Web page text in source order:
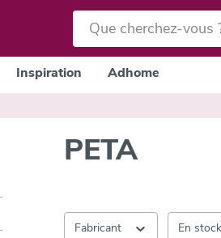
Inspiration Adhome
PETA
Fabricant En